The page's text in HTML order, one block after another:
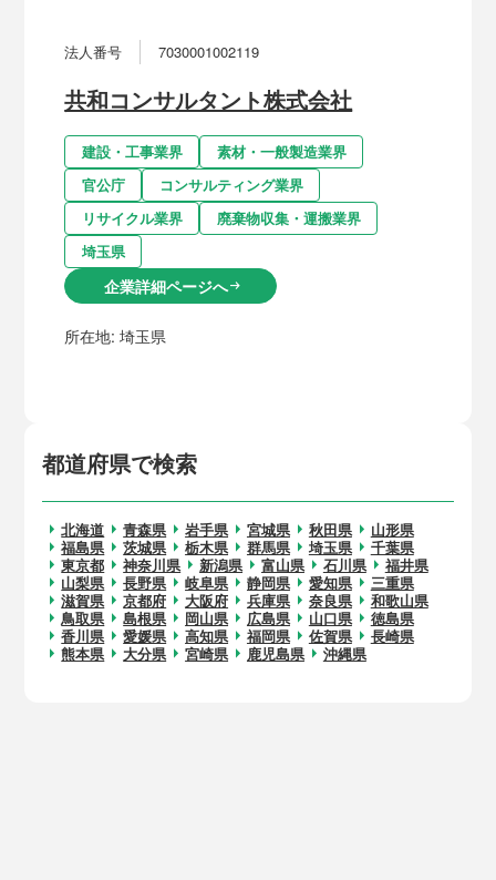
都道府県で検索
北海道 青森県 岩手県 宮城県 秋田県
山形県
福島県
茨城県 栃木県 群馬県 埼玉県
千葉県
東京都
神奈川県 新潟県 富山県 石川県
福井県
山梨県
長野県 岐阜県 静岡県 愛知県
三重県
滋賀県
京都府 大阪府 兵庫県 奈良県
和歌山県
鳥取県
島根県 岡山県 広島県 山口県
徳島県
香川県
愛媛県 高知県 福岡県 佐賀県
長崎県
熊本県
大分県 宮崎県 鹿児島県 沖縄県
法人番号 7030001002119
共和コンサルタント株式会社
建設・工事業界
素材・一般製造業界
官公庁
コンサルティング業界
リサイクル業界
廃棄物収集・運搬業界
埼玉県
企業詳細ページへarrow_right_alt
所在地:埼玉県